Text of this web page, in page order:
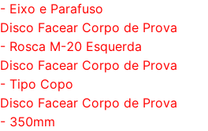
- Eixo e Parafuso
Disco Facear Corpo de Prova
- Rosca M-20 Esquerda
Disco Facear Corpo de Prova
- Tipo Copo
Disco Facear Corpo de Prova
- 350mm